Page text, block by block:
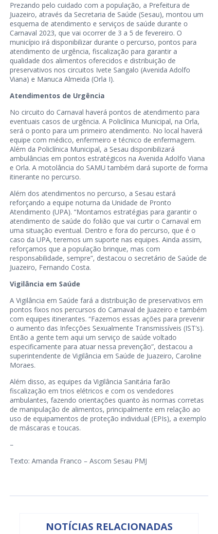
Prezando pelo cuidado com a população, a Prefeitura de
Juazeiro, através da Secretaria de Saúde (Sesau), montou um
esquema de atendimento e serviços de saúde durante o
Carnaval 2023, que vai ocorrer de 3 a 5 de fevereiro. O
município irá disponibilizar durante o percurso, pontos para
atendimento de urgência, fiscalização para garantir a
qualidade dos alimentos oferecidos e distribuição de
preservativos nos circuitos Ivete Sangalo (Avenida Adolfo
Viana) e Manuca Almeida (Orla I).
Atendimentos de Urgência
No circuito do Carnaval haverá pontos de atendimento para
eventuais casos de urgência. A Policlínica Municipal, na Orla,
será o ponto para um primeiro atendimento. No local haverá
equipe com médico, enfermeiro e técnico de enfermagem.
Além da Policlínica Municipal, a Sesau disponibilizará
ambulâncias em pontos estratégicos na Avenida Adolfo Viana
e Orla. A motolância do SAMU também dará suporte de forma
itinerante no percurso.
Além dos atendimentos no percurso, a Sesau estará
reforçando a equipe noturna da Unidade de Pronto
Atendimento (UPA). “Montamos estratégias para garantir o
atendimento de saúde do folião que vai curtir o Carnaval em
uma situação eventual. Dentro e fora do percurso, que é o
caso da UPA, teremos um suporte nas equipes. Ainda assim,
reforçamos que a população brinque, mas com
responsabilidade, sempre”, destacou o secretário de Saúde de
Juazeiro, Fernando Costa.
Vigilância em Saúde
A Vigilância em Saúde fará a distribuição de preservativos em
pontos fixos nos percursos do Carnaval de Juazeiro e também
com equipes itinerantes. “Fazemos essas ações para prevenir
o aumento das Infecções Sexualmente Transmissíveis (IST’s).
Então a gente tem aqui um serviço de saúde voltado
especificamente para atuar nessa prevenção”, destacou a
superintendente de Vigilância em Saúde de Juazeiro, Caroline
Moraes.
Além disso, as equipes da Vigilância Sanitária farão
fiscalização em trios elétricos e com os vendedores
ambulantes, fazendo orientações quanto às normas corretas
de manipulação de alimentos, principalmente em relação ao
uso de equipamentos de proteção individual (EPIs), a exemplo
de máscaras e toucas.
–
Texto: Amanda Franco – Ascom Sesau PMJ
NOTÍCIAS RELACIONADAS